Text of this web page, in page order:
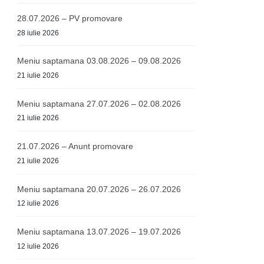
28.07.2026 – PV promovare
28 iulie 2026
Meniu saptamana 03.08.2026 – 09.08.2026
21 iulie 2026
Meniu saptamana 27.07.2026 – 02.08.2026
21 iulie 2026
21.07.2026 – Anunt promovare
21 iulie 2026
Meniu saptamana 20.07.2026 – 26.07.2026
12 iulie 2026
Meniu saptamana 13.07.2026 – 19.07.2026
12 iulie 2026